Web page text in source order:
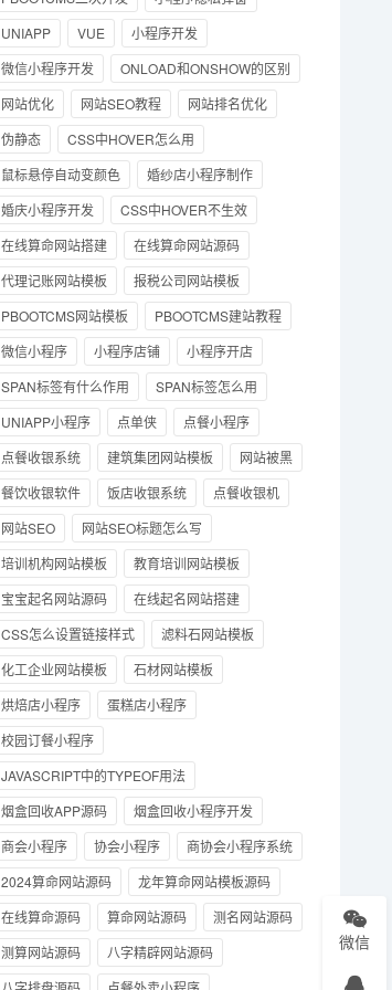
UNIAPP
VUE
小程序开发
微信小程序开发
ONLOAD和ONSHOW的区别
网站优化
网站SEO教程
网站排名优化
伪静态
CSS中HOVER怎么用
鼠标悬停自动变颜色
婚纱店小程序制作
婚庆小程序开发
CSS中HOVER不生效
在线算命网站搭建
在线算命网站源码
代理记账网站模板
报税公司网站模板
PBOOTCMS网站模板
PBOOTCMS建站教程
微信小程序
小程序店铺
小程序开店
SPAN标签有什么作用
SPAN标签怎么用
UNIAPP小程序
点单侠
点餐小程序
点餐收银系统
建筑集团网站模板
网站被黑
餐饮收银软件
饭店收银系统
点餐收银机
网站SEO
网站SEO标题怎么写
培训机构网站模板
教育培训网站模板
宝宝起名网站源码
在线起名网站搭建
CSS怎么设置链接样式
滤料石网站模板
化工企业网站模板
石材网站模板
烘焙店小程序
蛋糕店小程序
校园订餐小程序
JAVASCRIPT中的TYPEOF用法
烟盒回收APP源码
烟盒回收小程序开发
商会小程序
协会小程序
商协会小程序系统
2024算命网站源码
龙年算命网站模板源码
在线算命源码
算命网站源码
测名网站源码
测算网站源码
八字精辟网站源码
微信